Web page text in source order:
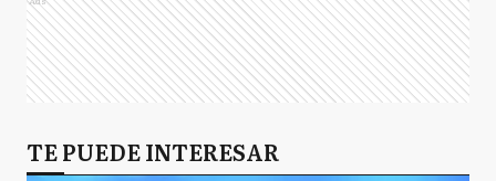
TE PUEDE INTERESAR